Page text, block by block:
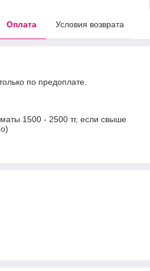
Оплата Условия возврата
по предоплате.
1500 - 2500 тг, если свыше